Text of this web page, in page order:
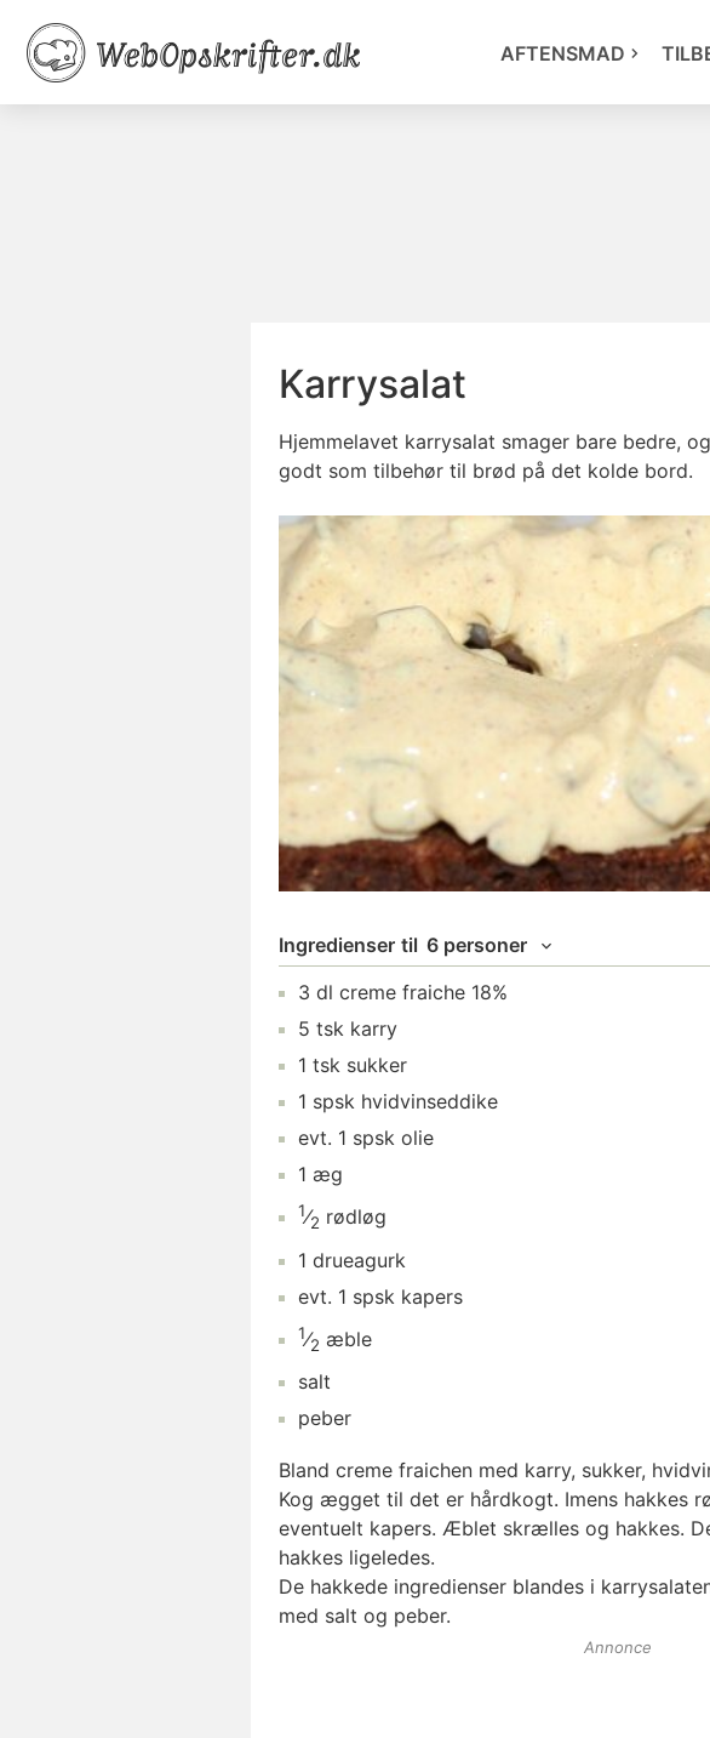
AFTENSMAD
Karrysalat
Hjemmelavet karrysalat smager bare bedre,
godt som tilbehør til brød på det kolde bord.
Ingredienser til 6 personer
3 dl creme fraiche 18%
5 tsk karry
1 tsk sukker
1 spsk hvidvinseddike
evt. 1 spsk olie
1 æg
1⁄2 rødløg
1 drueagurk
evt. 1 spsk kapers
1⁄2 æble
salt
peber
Bland creme fraichen med karry, sukker,
Kog ægget til det er hårdkogt. Imens hakkes
eventuelt kapers. Æblet skrælles og hakkes.
hakkes ligeledes.
De hakkede ingredienser blandes i
med salt og peber.
Annonce